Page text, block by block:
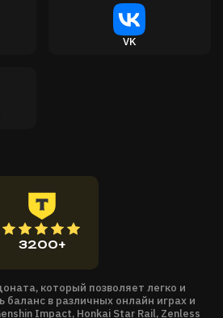
и настраивайте свою базу,
где вы можете создавать и
но и безопасное убежище для
который позволяет легко и
баланс в различных онлайн играх и
Impact, Honkai Star Rail, Zenless
3200+
VK